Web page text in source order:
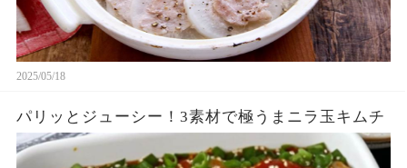
2025/05/18
パリッとジューシー！3素材で極うまニラ玉キムチ